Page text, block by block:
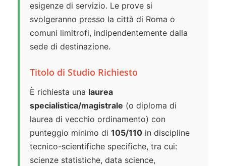
esigenze di servizio. Le prove si
svolgeranno presso la città di Roma o
comuni limitrofi, indipendentemente dalla
sede di destinazione.
Titolo di Studio Richiesto
È richiesta una laurea
specialistica/magistrale (o diploma di
laurea di vecchio ordinamento) con
punteggio minimo di 105/110 in discipline
tecnico-scientifiche specifiche, tra cui:
scienze statistiche, data science,